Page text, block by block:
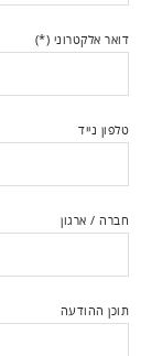
דואר אלקטרוני (*)
טלפון נייד
חברה / ארגון
תוכן ההודעה